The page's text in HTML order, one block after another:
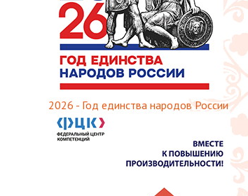
2026 - Год единства народов России